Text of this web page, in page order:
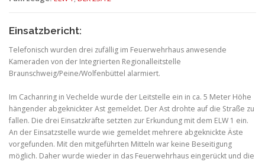
Einsatzbericht:
Telefonisch wurden drei zufällig im Feuerwehrhaus anwesende
Kameraden von der Integrierten Regionalleitstelle
Braunschweig/Peine/Wolfenbüttel alarmiert.
Im Cachanring in Vechelde wurde der Leitstelle ein in ca. 5 Meter Höhe
hängender abgeknickter Ast gemeldet. Der Ast drohte auf die Straße zu
fallen. Die drei Einsatzkräfte setzten zur Erkundung mit dem ELW 1 ein.
An der Einsatzstelle wurde wie gemeldet mehrere abgeknickte Äste
vorgefunden. Mit den mitgeführten Mitteln war keine Beseitigung
möglich. Daher wurde wieder in das Feuerwehrhaus eingerückt und die